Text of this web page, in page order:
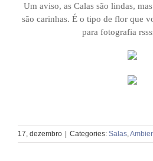
Um aviso, as Calas são lindas,
são carinhas. É o tipo de flor que
para fotografia
17, dezembro | Categories: Salas